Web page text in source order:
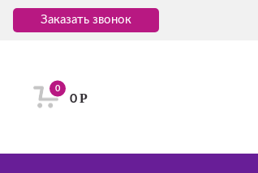
Заказать звонок
0
0Р